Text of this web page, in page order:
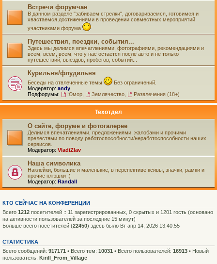
Встречи форумчан
В данном разделе "забиваем стрелки", договариваемся, готовимся и
хвастаемся достижениями в проведении совместных мероприятий
участниками форума
Путешествия, поездки, события...
Здесь мы делимся впечатлениями, фотографиями, рекомендациями и
всем, всем, всем, что у нас остается после авто и не только
путешествий, выездов, пробегов, событий...
Курильня/флудильня
Беседы на отвлеченные темы
Без ограничений.
Модератор: andy
Подфорумы:
Юмор, Землячество, Развлечения (18+)
Техотдел
О сайте, форуме и фотогалерее
Делимся впечатлениями, предложениями, жалобами и прочими
прелестями по поводу работоспособности/неработоспособности наших
сервисов.
Модератор: VladiZlav
Наша символика
Наклейки, большие и маленькие, в перспективе ксивы, значки, рамки и
прочие плюшки :)
Модератор: Randall
КТО СЕЙЧАС НА КОНФЕРЕНЦИИ
Всего 1212 посетителей :: 11 зарегистрированных, 0 скрытых и 1201 гость (основано
на активности пользователей за последние 15 минут)
Больше всего посетителей (22450) здесь было Вт апр 14, 2026 13:40:55
СТАТИСТИКА
Всего сообщений: 917171 • Всего тем: 10031 • Всего пользователей: 16913 • Новый
пользователь: Kirill_From_Village